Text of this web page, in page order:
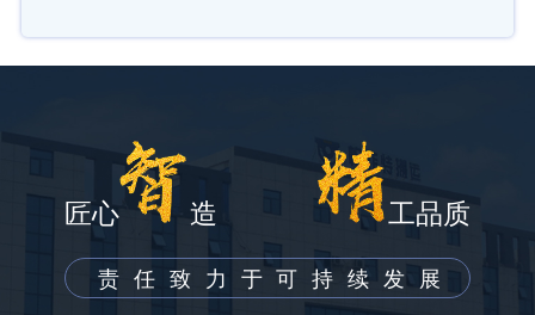
匠心 造 工品质
责任致力于可持续发展